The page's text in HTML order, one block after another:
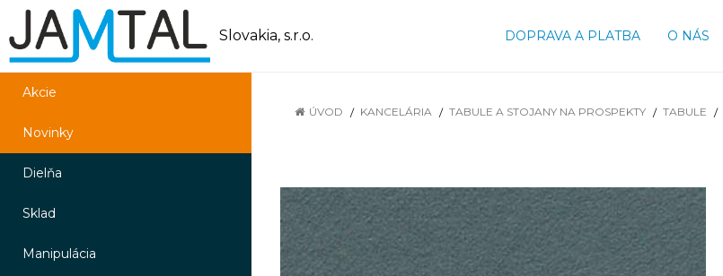
Slovakia, s.r.o. DOPRAVA A PLATBA O NÁS
Akcie
Novinky
Dielňa
Sklad
Manipulácia
ÚVOD KANCELÁRIA TABULE A STOJANY NA PROSPEKTY TABULE